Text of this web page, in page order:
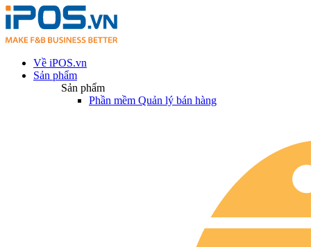
Về iPOS.vn
Sản phẩm
Sản phẩm
Phần mềm Quản lý bán hàng